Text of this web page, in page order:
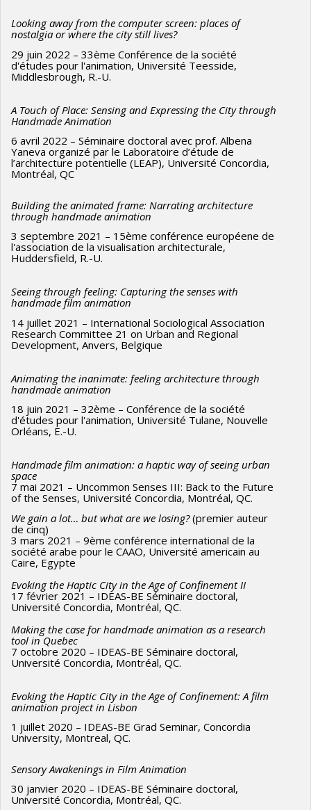
Looking away from the computer screen: places of
nostalgia or where the city still lives?
29 juin 2022 – 33ème Conférence de la société
d'études pour l'animation, Université Teesside,
Middlesbrough, R.-U.
A Touch of Place: Sensing and Expressing the City through
Handmade Animation
6 avril 2022 – Séminaire doctoral avec prof. Albena
Yaneva organizé par le Laboratoire d’étude de
l’architecture potentielle (LEAP), Université Concordia,
Montréal, QC
Building the animated frame: Narrating architecture
through handmade animation
3 septembre 2021 – 15ème conférence européene de
l'association de la visualisation architecturale,
Huddersfield, R.-U.
Seeing through feeling: Capturing the senses with
handmade film animation
14 juillet 2021 – International Sociological Association
Research Committee 21 on Urban and Regional
Development, Anvers, Belgique
Animating the inanimate: feeling architecture through
handmade animation
18 juin 2021 – 32ème – Conférence de la société
d'études pour l'animation, Université Tulane, Nouvelle
Orléans, E.-U.
Handmade film animation: a haptic way of seeing urban
space
7 mai 2021 – Uncommon Senses III: Back to the Future
of the Senses, Université Concordia, Montréal, QC.
We gain a lot… but what are we losing?(premier auteur
de cinq)
3 mars 2021 – 9ème conférence international de la
société arabe pour le CAAO, Université americain au
Caire, Egypte
Evoking the Haptic City in the Age of Confinement II
17 février 2021 – IDEAS-BE Séminaire doctoral,
Université Concordia, Montréal, QC.
Making the case for handmade animation as a research
tool in Quebec
7 octobre 2020 – IDEAS-BE Séminaire doctoral,
Université Concordia, Montréal, QC.
Evoking the Haptic City in the Age of Confinement: A film
animation project in Lisbon
1 juillet 2020 – IDEAS-BE Grad Seminar, Concordia
University, Montreal, QC.
Sensory Awakenings in Film Animation
30 janvier 2020 – IDEAS-BE Séminaire doctoral,
Université Concordia, Montréal, QC.